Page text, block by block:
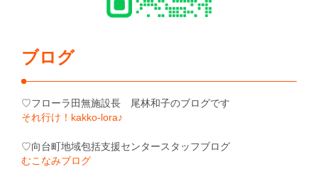
ブログ
♡フローラ田無施設長 尾林和子のブログです
それ行け！kakko-lora♪
♡向台町地域包括支援センタースタッフブログ
むこなみブログ